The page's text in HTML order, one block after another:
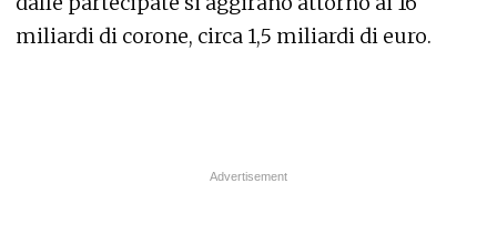
miliardi di corone, circa 1,5 miliardi di euro.